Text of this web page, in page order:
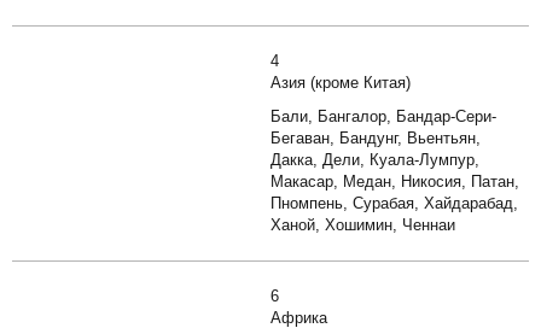
4
Азия (кроме Китая)
Бали, Бангалор, Бандар-Сери-
Бегаван, Бандунг, Вьентьян,
Дакка, Дели, Куала-Лумпур,
Макасар, Медан, Никосия, Патан,
Пномпень, Сурабая, Хайдарабад,
Ханой, Хошимин, Ченнаи
6
Африка